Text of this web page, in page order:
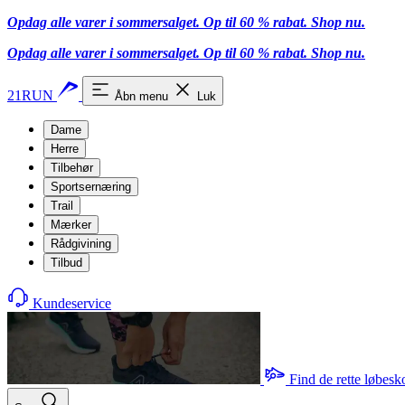
Opdag alle varer i sommersalget. Op til 60 % rabat. Shop nu.
Opdag alle varer i sommersalget. Op til 60 % rabat. Shop nu.
21RUN Åbn menu Luk
Dame
Herre
Tilbehør
Sportsernæring
Trail
Mærker
Rådgivining
Tilbud
Kundeservice
Find de rette